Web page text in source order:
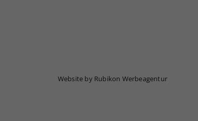
Website by Rubikon Werbeagentur